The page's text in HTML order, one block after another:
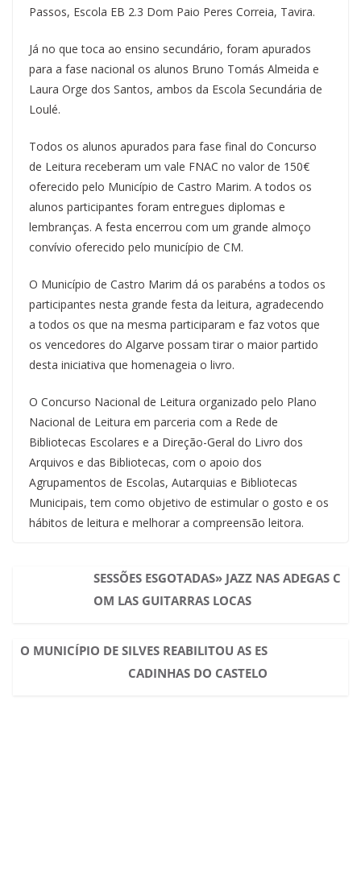
Passos, Escola EB 2.3 Dom Paio Peres Correia, Tavira.
Já no que toca ao ensino secundário, foram apurados
para a fase nacional os alunos Bruno Tomás Almeida e
Laura Orge dos Santos, ambos da Escola Secundária de
Loulé.
Todos os alunos apurados para fase final do Concurso
de Leitura receberam um vale FNAC no valor de 150€
oferecido pelo Município de Castro Marim. A todos os
alunos participantes foram entregues diplomas e
lembranças. A festa encerrou com um grande almoço
convívio oferecido pelo município de CM.
O Município de Castro Marim dá os parabéns a todos os
participantes nesta grande festa da leitura, agradecendo
a todos os que na mesma participaram e faz votos que
os vencedores do Algarve possam tirar o maior partido
desta iniciativa que homenageia o livro.
O Concurso Nacional de Leitura organizado pelo Plano
Nacional de Leitura em parceria com a Rede de
Bibliotecas Escolares e a Direção-Geral do Livro dos
Arquivos e das Bibliotecas, com o apoio dos
Agrupamentos de Escolas, Autarquias e Bibliotecas
Municipais, tem como objetivo de estimular o gosto e os
hábitos de leitura e melhorar a compreensão leitora.
SESSÕES ESGOTADAS» JAZZ NAS ADEGAS C
OM LAS GUITARRAS LOCAS
O MUNICÍPIO DE SILVES REABILITOU AS ES
CADINHAS DO CASTELO